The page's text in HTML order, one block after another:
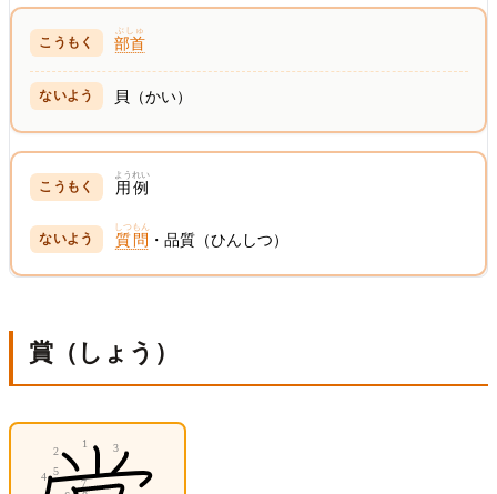
部首
ぶしゅ
貝（かい）
用例
ようれい
質問
しつもん
・品質（ひんしつ）
賞（しょう）